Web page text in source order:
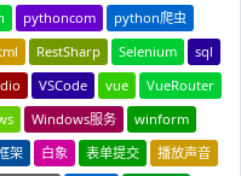
pythoncom
python爬虫
RestSharp Selenium
sql
VSCode vue
VueRouter
Windows服务
winform
架 白象 表单提交
播放声音